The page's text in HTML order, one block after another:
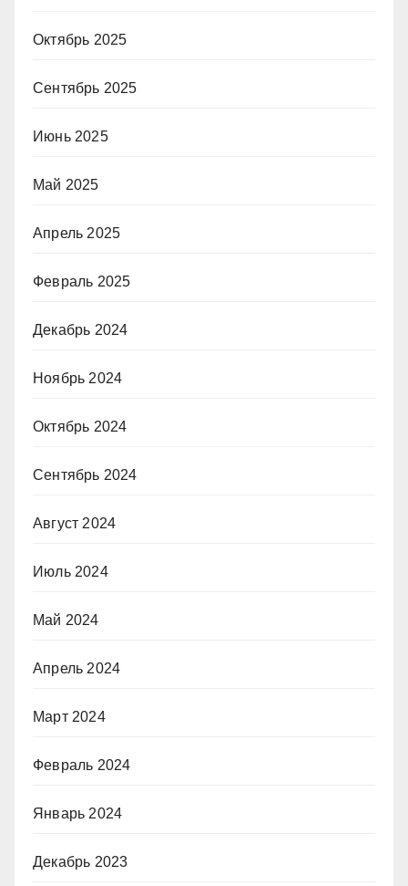
Октябрь 2025
Сентябрь 2025
Июнь 2025
Май 2025
Апрель 2025
Февраль 2025
Декабрь 2024
Ноябрь 2024
Октябрь 2024
Сентябрь 2024
Август 2024
Июль 2024
Май 2024
Апрель 2024
Март 2024
Февраль 2024
Январь 2024
Декабрь 2023